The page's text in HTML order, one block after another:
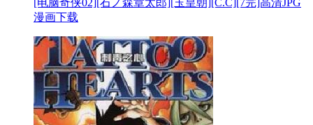
漫画下载